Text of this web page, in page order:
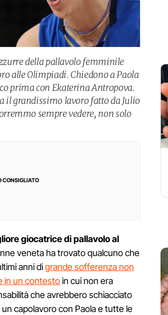
della pallavolo femminile
alle Olimpiadi. Chiedono a Paola
prima con Ekaterina Antropova.
il grandissimo lavoro fatto da Julio
sempre vedere, non solo
CONSIGLIATO
giocatrice di pallavolo al
veneta ha trovato qualcuno che
anni digrande sofferenza non
in un contestoin cui non era
che avrebbero schiacciato
capolavoro con Paola e tutte le